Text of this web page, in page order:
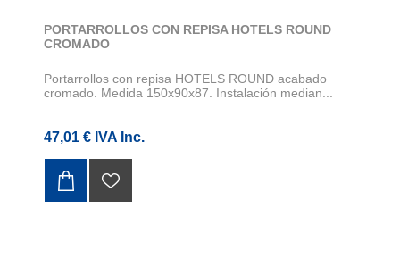
PORTARROLLOS CON REPISA HOTELS ROUND
CROMADO
Portarrollos con repisa HOTELS ROUND acabado
cromado. Medida 150x90x87. Instalación median...
47,01 € IVA Inc.